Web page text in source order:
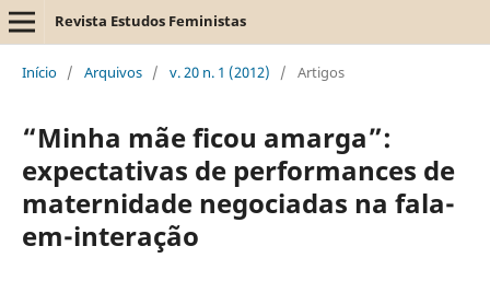
Revista Estudos Feministas
Início / Arquivos / v. 20 n. 1 (2012) / Artigos
“Minha mãe ficou amarga”:
expectativas de performances de
maternidade negociadas na fala-
em-interação